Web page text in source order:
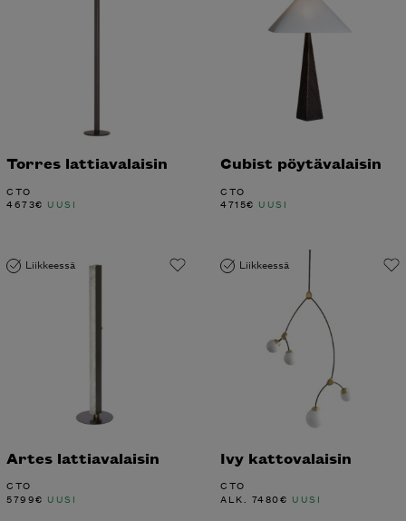
Torres lattiavalaisin
CTO
4673€ UUSI
Cubist pöytävalaisin
CTO
4715€ UUSI
Liikkeessä
Artes lattiavalaisin
CTO
5799€ UUSI
Liikkeessä
Ivy kattovalaisin
CTO
ALK. 7480€ UUSI